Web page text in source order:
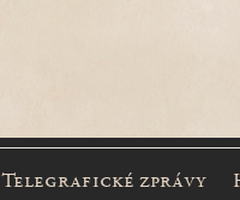
Telegrafické zprávy